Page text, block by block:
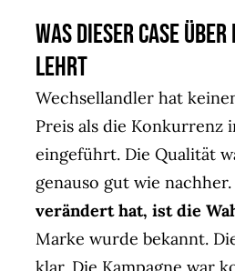
Was dieser Case
lehrt
Wechsellandler hat
Preis als die Konkurrenz
eingeführt. Die Qualität
genauso gut wie nachher.
verändert hat, ist die
Marke wurde bekannt.
klar. Die Kampagne war